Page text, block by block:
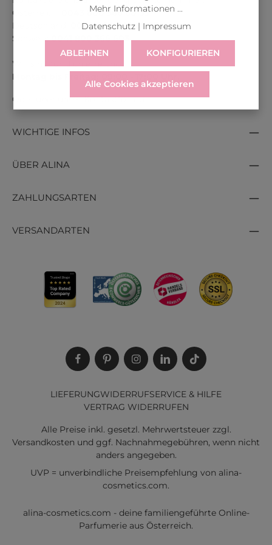
Österreich:
0043 800 366 60 33
Deutschland:
0049 800 366 60 33
Schweiz:0041 800 366 603
Wir sind für dich erreichbar:
Montag bis Freitag: 09:00 - 17:00 Uhr.
Oder über unserKontaktformular.
WICHTIGE INFOS
ÜBER ALINA
ZAHLUNGSARTEN
VERSANDARTEN
LIEFERUNGWIDERRUFSERVICE & HILFE
VERTRAG WIDERRUFEN
Alle Preise inkl. gesetzl. Mehrwertsteuer zzgl.
Versandkosten und ggf. Nachnahmegebühren, wenn nicht
anders angegeben.
UVP = unverbindliche Preisempfehlung von alina-
cosmetics.com.
alina-cosmetics.com - deine familiengeführte Online-
Parfumerie aus Österreich.
Mehr Informationen ...
Datenschutz| Impressum
ABLEHNEN KONFIGURIEREN
Alle Cookies akzeptieren